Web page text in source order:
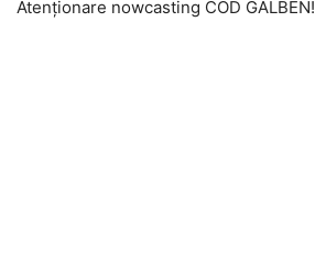
Atenționare nowcasting COD GALBEN!